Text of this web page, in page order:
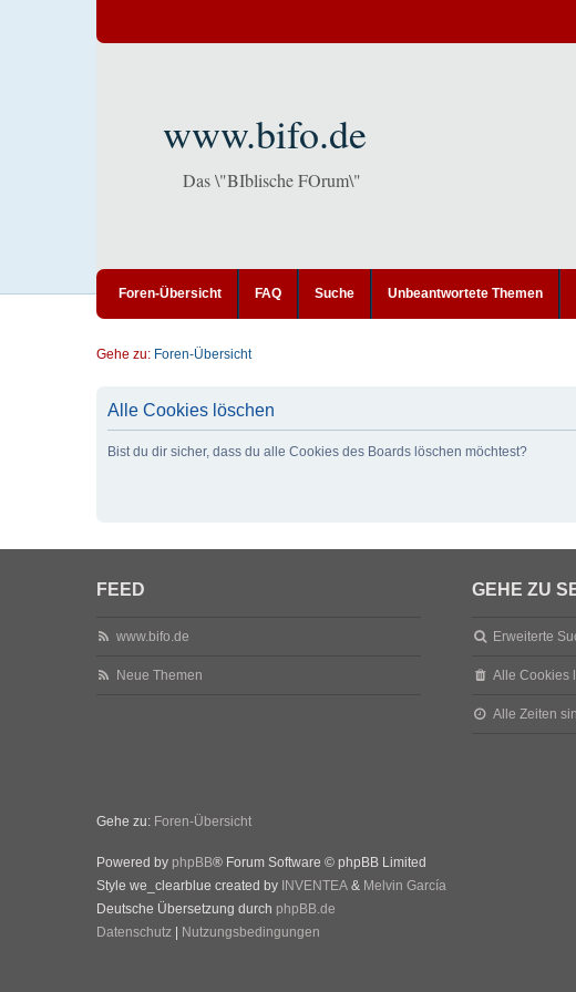
www.bifo.de
Das \"BIblische FOrum\"
Foren-Übersicht FAQ Suche Unbeantwortete Themen
Gehe zu: Foren-Übersicht
Alle Cookies löschen
Bist du dir sicher, dass du alle Cookies des Boards löschen möchtest?
FEED
www.bifo.de
Neue Themen
GEHE ZU
Erweiterte
Alle Cookies
Alle Zeiten
Gehe zu: Foren-Übersicht
Powered by phpBB® Forum Software © phpBB Limited
Style we_clearblue created by INVENTEA & Melvin García
Deutsche Übersetzung durch phpBB.de
Datenschutz
Nutzungsbedingungen